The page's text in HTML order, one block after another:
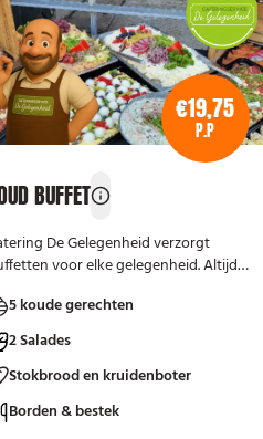
€19,75
P.P
BUFFET
De Gelegenheid verzorgt
voor elke gelegenheid. Altijd
5 koude gerechten
2 Salades
Stokbrood en kruidenboter
Borden & bestek